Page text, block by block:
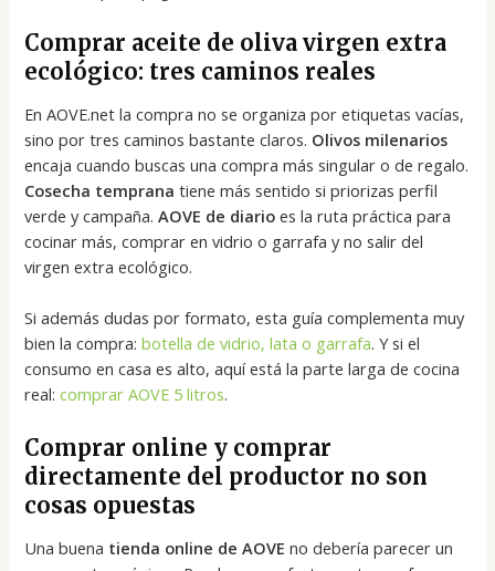
Comprar aceite de oliva virgen extra
ecológico: tres caminos reales
En AOVE.net la compra no se organiza por etiquetas vacías,
sino por tres caminos bastante claros. Olivos milenarios
encaja cuando buscas una compra más singular o de regalo.
Cosecha temprana tiene más sentido si priorizas perfil
verde y campaña.AOVE de diario es la ruta práctica para
cocinar más, comprar en vidrio o garrafa y no salir del
virgen extra ecológico.
Si además dudas por formato, esta guía complementa muy
bien la compra:botella de vidrio, lata o garrafa. Y si el
consumo en casa es alto, aquí está la parte larga de cocina
real:comprar AOVE 5 litros.
Comprar online y comprar
directamente del productor no son
cosas opuestas
Una buena tienda online de AOVE no debería parecer un